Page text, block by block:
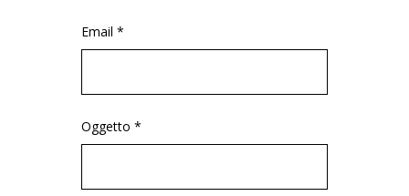
Email *
Oggetto *